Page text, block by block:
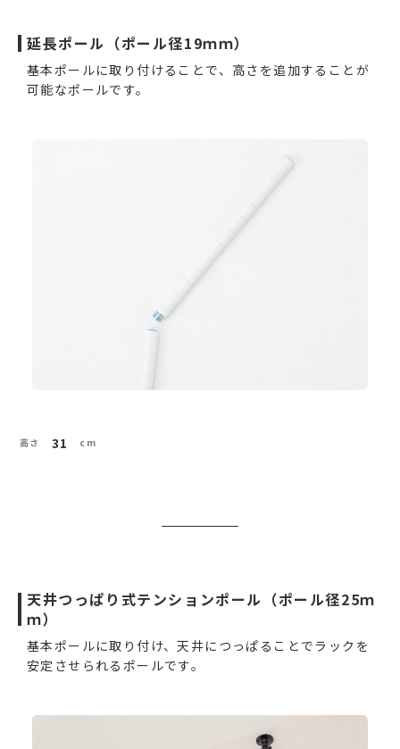
延長ポール（ポール径19ｍｍ）
基本ポールに取り付けることで、高さを追加することが
可能なポールです。
31
天井つっぱり式テンションポール（ポール径25ｍ
ｍ）
基本ポールに取り付け、天井につっぱることでラックを
安定させられるポールです。